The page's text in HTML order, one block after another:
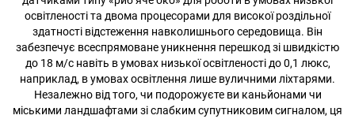
освітленості та двома процесорами для високої роздільної
здатності відстеження навколишнього середовища. Він
забезпечує всеспрямоване уникнення перешкод зі швидкістю
до 18 м/с навіть в умовах низької освітленості до 0,1 люкс,
наприклад, в умовах освітлення лише вуличними ліхтарями.
Незалежно від того, чи подорожуєте ви каньйонами чи
міськими ландшафтами зі слабким супутниковим сигналом, ця